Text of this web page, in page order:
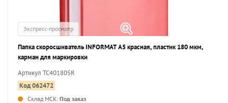
Экспресс-просмотр
Папка скоросшиватель INFORMAT А5 красная, пластик 180 мкм,
карман для маркировки
Артикул TC401805R
Код 062472
Склад МСК: Под заказ